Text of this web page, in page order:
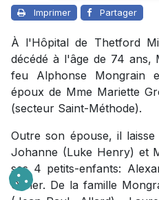
Imprimer Partager
À l'Hôpital de Thetford
décédé à l'âge de 74 ans,
feu Alphonse Mongrain
époux de Mme Mariette
(secteur Saint-Méthode).
Outre son épouse, il
Johanne (Luke Henry) et
ses 4 petits-enfants:
Olivier. De la famille